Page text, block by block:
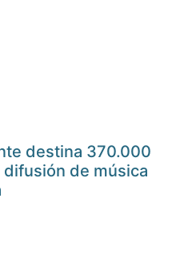
destina 370.000
difusión de música